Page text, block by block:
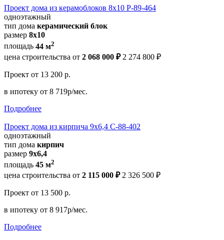
Проект дома из керамоблоков 8х10 Р-89-464
одноэтажный
тип дома керамический блок
размер 8х10
площадь 44 м2
цена строительства от 2 068 000 ₽ 2 274 800 ₽
Проект от 13 200 р.
в ипотеку от 8 719р/мес.
Подробнее
Проект дома из кирпича 9х6,4 С-88-402
одноэтажный
тип дома кирпич
размер 9х6,4
площадь 45 м2
цена строительства от 2 115 000 ₽ 2 326 500 ₽
Проект от 13 500 р.
в ипотеку от 8 917р/мес.
Подробнее